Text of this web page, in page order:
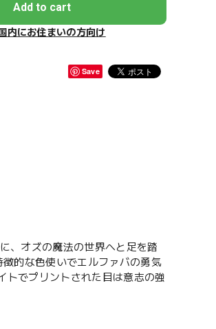
Add to cart
内にお住まいの方向け
Save
、オズの魔法の世界へと足を踏
的な色使いでエルファバの勇気
トでプリントされた目は意志の強